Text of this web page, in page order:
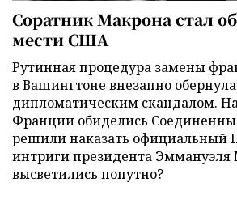
Соратник Макрона стал
мести США
Рутинная процедура замены
в Вашингтоне внезапно
дипломатическим скандалом.
Франции обиделись
решили наказать официальный
интриги президента Эммануэля
высветились попутно?